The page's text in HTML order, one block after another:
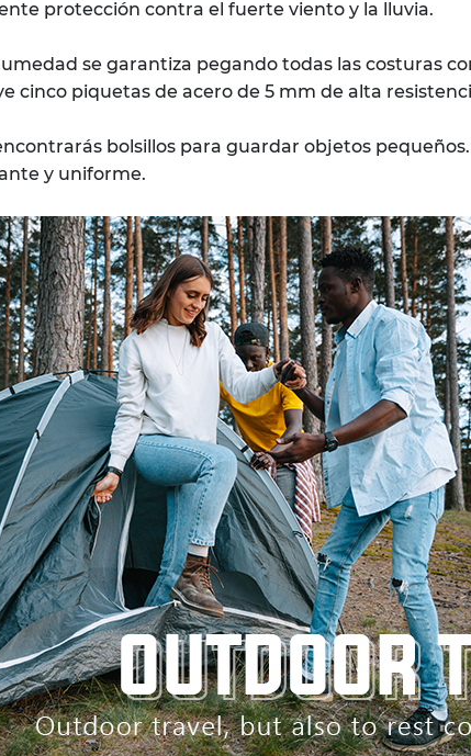
protección contra el fuerte viento y la lluvia.
se garantiza pegando todas las costuras
cinco piquetas de acero de 5 mm de alta
bolsillos para guardar objetos
y uniforme.